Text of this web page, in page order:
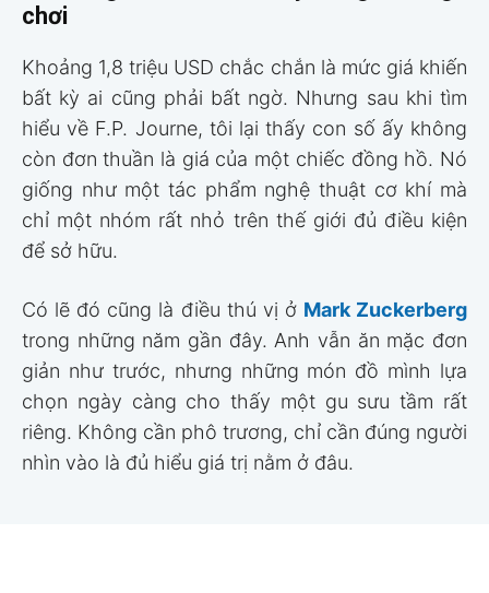
Chính những chi tiết gần như vô hình ấy mới tạo
nên giá trị của chiếc đồng hồ. Người mua không
chỉ trả tiền cho vàng hay đá quý, mà còn trả cho
trình độ cơ khí, lịch sử thương hiệu và hàng trăm
Khi đồng hồ trở thành tuyên ngôn về gu
chơi
Khoảng 1,8 triệu USD chắc chắn là mức giá khiến
bất kỳ ai cũng phải bất ngờ. Nhưng sau khi tìm